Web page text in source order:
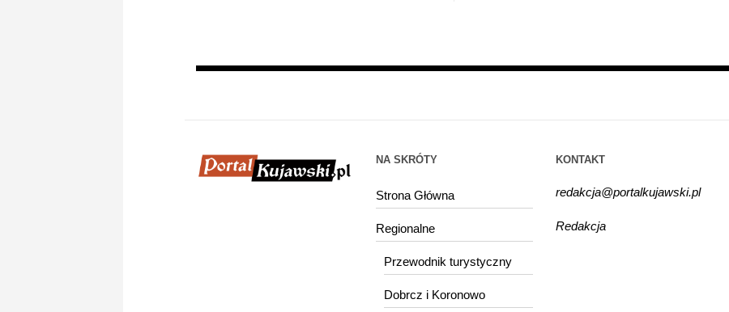
NA SKRÓTY
Strona Główna
Regionalne
Przewodnik turystyczny
Dobrcz i Koronowo
KONTAKT
redakcja@portalkujawski.pl
Redakcja